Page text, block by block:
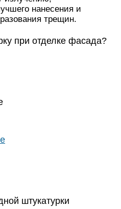
нанесения и
трещин.
при отделке фасада?
штукатурки